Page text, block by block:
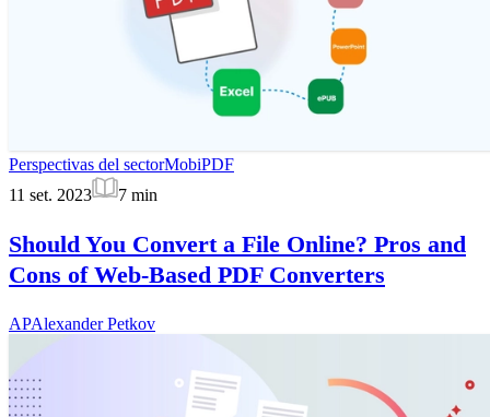
Perspectivas del sectorMobiPDF
11 set. 2023
7 min
Should You Convert a File Online? Pros and
Cons of Web-Based PDF Converters
APAlexander Petkov